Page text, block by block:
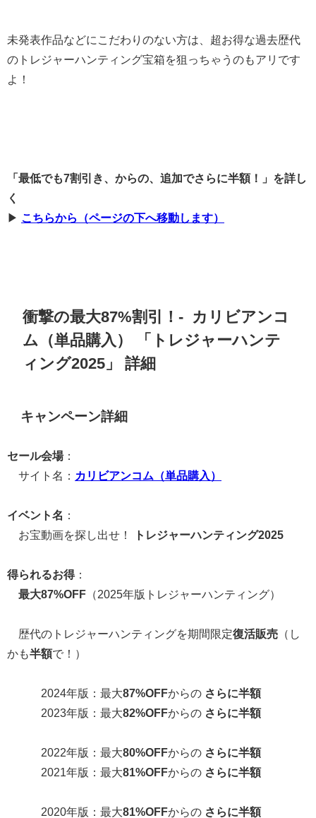
未発表作品などにこだわりのない方は、超お得な過去歴代
のトレジャーハンティング宝箱を狙っちゃうのもアリです
よ！
「最低でも7割引き、からの、追加でさらに半額！」を詳し
く
▶ こちらから（ページの下へ移動します）
衝撃の最大87%割引！-
カリビアンコ
ム（単品購入） 「
トレジャーハンテ
ィング2025 」 詳細
キャンペーン詳細
セール会場：
サイト名： カリビアンコム（単品購入）
イベント名 ：
お宝動画を探し出せ！
トレジャーハンティング2025
得られるお得：
最大87%OFF （2025年版トレジャーハンティング）
歴代のトレジャーハンティングを期間限定復活販売 （し
かも半額で！）
2024年版：最大87%OFFからの さらに半額
2023年版：最大82%OFFからの さらに半額
2022年版：最大80%OFFからの さらに半額
2021年版：最大81%OFFからの さらに半額
2020年版：最大81%OFFからの さらに半額